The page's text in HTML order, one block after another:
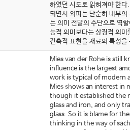
하였던 시도로 읽혀져야 한다
되면서 외피는 단순히 내부
는 의미 전달의 수단으로 역
능적 의미보다는 상징적 의미
건축적 표현을 재료의 특성을
Mies van der Rohe is still
influence is the largest
work is typical of modern
Mies shows an interest in
though it established the
glass and iron, and only
glass. So it is blame for
thinking in the way of